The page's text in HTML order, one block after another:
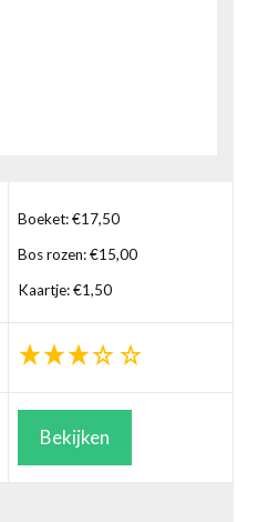
Boeket: €17,50
Bos rozen: €15,00
Kaartje: €1,50
Bekijken